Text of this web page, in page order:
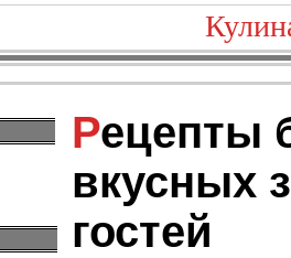
Рецепты быстрых и
вкусных
гостей